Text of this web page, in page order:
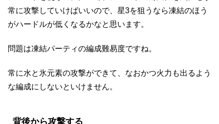
常に攻撃していけばいいので、星3を狙うなら凍結のほう
がハードルが低くなるかなと思います。
問題は凍結パーティの編成難易度ですね。
常に水と氷元素の攻撃ができて、なおかつ火力も出るよう
な編成にしないといけません。
背後から攻撃する